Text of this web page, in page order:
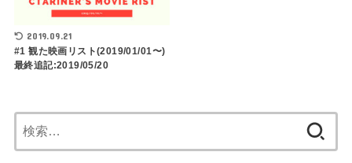
2019.09.21
#1 観た映画リスト(2019/01/01〜)
最終追記:2019/05/20
索: